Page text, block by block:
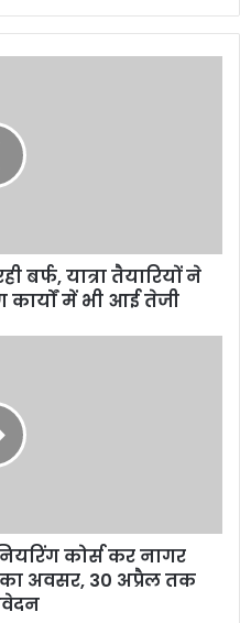
b
s
बर्फ, यात्रा तैयारियों ने
कार्यों में भी आई तेजी
कोर्स कर नागर
अवसर, 30 अप्रैल तक